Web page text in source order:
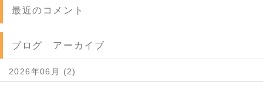
最近のコメント
ブログ アーカイブ
2026年06月 (2)